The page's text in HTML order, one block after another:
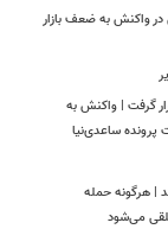
جهانی در واکنش به ضعف بازار
گرفت | واکنش به
ساعدی‌نیا
| هرگونه حمله
می‌شود